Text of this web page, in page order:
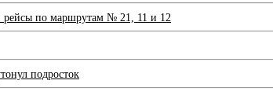
рейсы по маршрутам № 21, 11 и 12
подросток